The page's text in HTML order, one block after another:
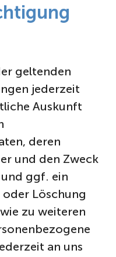
geltenden
jederzeit
Auskunft
deren
und den Zweck
ggf. ein
Löschung
zu weiteren
an uns